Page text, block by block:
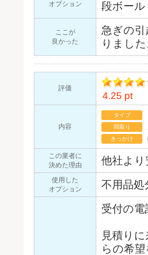
オプション
段ボー
ここが
良かった
急ぎの
りまし
評価
イント
4.25 pt
内容
タイプ
間取り
きっかけ
この業者に
決めた理由
他社よ
使用した
オプション
不用品処
受付の
見積り
らの希